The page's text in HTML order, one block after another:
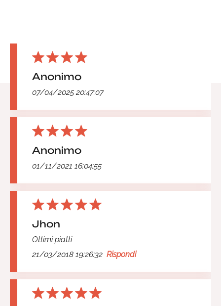
Anonimo
07/04/2025 20:47:07
Anonimo
01/11/2021 16:04:55
Jhon
Ottimi piatti
21/03/2018 19:26:32 Rispondi